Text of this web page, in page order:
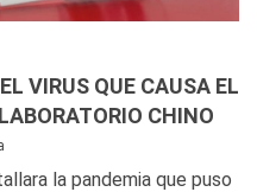
VIRUS QUE CAUSA EL
CHINO
la pandemia que puso